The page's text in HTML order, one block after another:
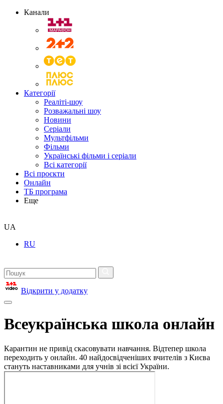
Канали
Категорії
Реаліті-шоу
Розважальні шоу
Новини
Серіали
Мультфільми
Фільми
Українські фільми і серіали
Всі категорії
Всі проєкти
Онлайн
ТБ програма
Еще
UA
RU
Відкрити у додатку
Всеукраїнська школа онлайн
Карантин не привід скасовувати навчання. Відтепер школа
переходить у онлайн. 40 найдосвідченіших вчителів з Києва
стануть наставниками для учнів зі всієї України.